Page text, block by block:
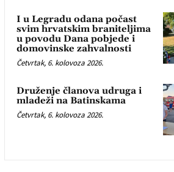
I u Legradu odana počast
svim hrvatskim braniteljima
u povodu Dana pobjede i
domovinske zahvalnosti
Četvrtak, 6. kolovoza 2026.
Druženje članova udruga i
mladeži na Batinskama
Četvrtak, 6. kolovoza 2026.